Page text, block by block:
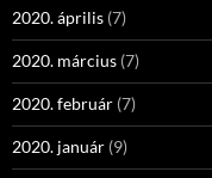
2020. április (7)
2020. március (7)
2020. február (7)
2020. január (9)